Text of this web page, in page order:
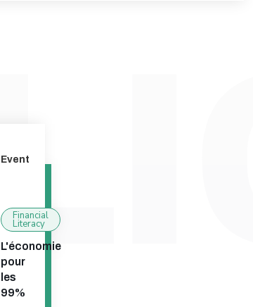
Event
Financial
Literacy
L'économie
pour
les
99%